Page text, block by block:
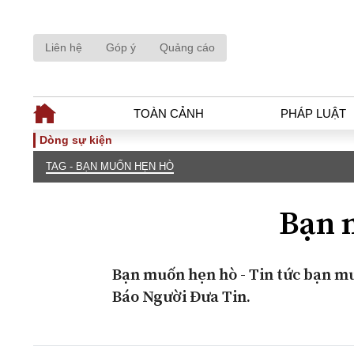
Liên hệ Góp ý Quảng cáo
TOÀN CẢNH PHÁP LUẬT
TOÀN CẢNH
Thế giới
Góc nhìn luật
Hồ sơ điều tra
Tiếng nói
An ninh -
Dòng sự kiện
TAG - BẠN MUỐN HẸN HÒ
Bạn
Bạn muốn hẹn hò - Tin tức bạn
Báo Người Đưa Tin.